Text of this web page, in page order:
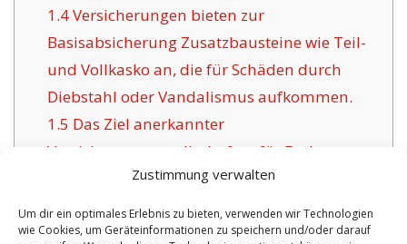
Zustimmung verwalten
Um dir ein optimales Erlebnis zu bieten, verwenden wir Technologien
wie Cookies, um Geräteinformationen zu speichern und/oder darauf
1.4Versicherungen bieten zur
Basisabsicherung Zusatzbausteine wie Teil-
und Vollkasko an, die für Schäden durch
Diebstahl oder Vandalismus aufkommen.
1.5 Das Ziel anerkannter
Versicherungsgesellschaften für Bad
1.6
Positive Argumente unsere Versicherung
in Bad Salzuflen: